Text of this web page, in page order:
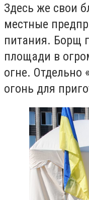
Здесь же свои
местные
питания. Борщ
площади в
огне. Отдельно
огонь для